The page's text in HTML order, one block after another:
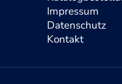
Impressum
Datenschutz
Kontakt